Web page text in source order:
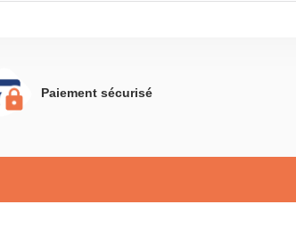
Paiement sécurisé